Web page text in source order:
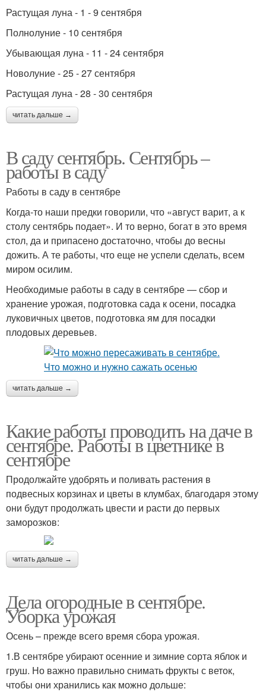
Растущая луна - 1 - 9 сентября
Полнолуние - 10 сентября
Убывающая луна - 11 - 24 сентября
Новолуние - 25 - 27 сентября
Растущая луна - 28 - 30 сентября
читать дальше →
В саду сентябрь. Сентябрь –
работы в саду
Работы в саду в сентябре
Когда-то наши предки говорили, что «август варит, а к
столу сентябрь подает». И то верно, богат в это время
стол, да и припасено достаточно, чтобы до весны
дожить. А те работы, что еще не успели сделать, всем
миром осилим.
Необходимые работы в саду в сентябре — сбор и
хранение урожая, подготовка сада к осени, посадка
луковичных цветов, подготовка ям для посадки
плодовых деревьев.
читать дальше →
Какие работы проводить на даче в
сентябре. Работы в цветнике в
сентябре
Продолжайте удобрять и поливать растения в
подвесных корзинах и цветы в клумбах, благодаря этому
они будут продолжать цвести и расти до первых
заморозков:
читать дальше →
Дела огородные в сентябре.
Уборка урожая
Осень – прежде всего время сбора урожая.
1.В сентябре убирают осенние и зимние сорта яблок и
груш. Но важно правильно снимать фрукты с веток,
чтобы они хранились как можно дольше: